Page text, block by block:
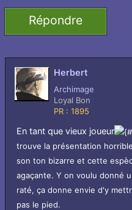
Répondre
Herbert
Archimage
Loyal Bon
PR : 1895
En tant que vieux joueur
trouve la présentation
son ton bizarre et cette
agaçante. Y on voulu donné
raté, ça donne envie d'y
pas le pied.